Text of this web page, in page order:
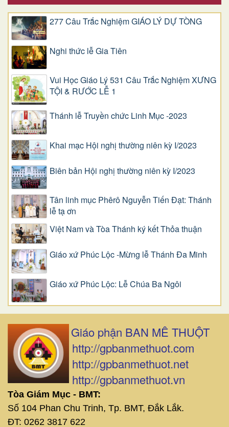
277 Câu Trắc Nghiệm GIÁO LÝ DỰ TÒNG
Nghi thức lễ Gia Tiên
Vui Học Giáo Lý 531 Câu Trắc Nghiệm XƯNG
TỘI & RƯỚC LỄ 1
Thánh lễ Truyền chức Linh Mục -2023
Khai mạc Hội nghị thường niên kỳ I/2023
Biên bản Hội nghị thường niên kỳ I/2023
Tân linh mục Phêrô Nguyễn Tiến Đạt: Thánh
lễ tạ ơn
Việt Nam và Tòa Thánh ký kết Thỏa thuận
Giáo xứ Phúc Lộc -Mừng lễ Thánh Đa Minh
Giáo xứ Phúc Lộc: Lễ Chúa Ba Ngôi
Giáo phận BAN MÊ THUỘT
http://gpbanmethuot.com
http://gpbanmethuot.net
http://gpbanmethuot.vn
Tòa Giám Mục - BMT:
Số 104 Phan Chu Trinh, Tp. BMT, Đắk Lắk.
ĐT: 0262 3817 622